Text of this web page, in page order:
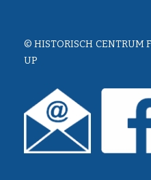
© HISTORISCH CENTRUM
UP